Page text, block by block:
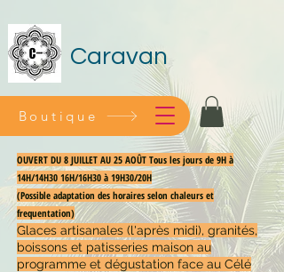
Caravan
OUVERT DU 8 JUILLET AU 25 AOÛT Tous les jours de 9H à
14H/14H30 16H/16H30 à 19H30/20H
(Possible adaptation des horaires selon chaleurs et
frequentation)
Glaces artisanales (l'après midi), granités,
boissons et patisseries maison au
programme et dégustation face au Célé
Boutique